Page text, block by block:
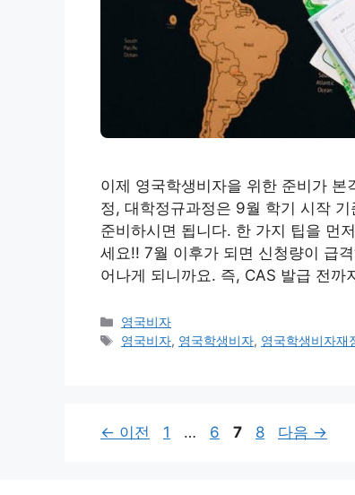
이제 영국학생비자을 위한 준비가
정, 대학정규과정은 9월 학기 시작
준비하시면 됩니다. 한 가지 팁을 먼
세요!! 7월 이후가 되면 신청량이 급
어나게 되니까요. 즉, CAS 발급 전까
카
테
영국비자
태
영국비자, 영국학생비자, 영국학생비자재
← 이전
페
1 …
페
6
페
7
페
8 다음 →